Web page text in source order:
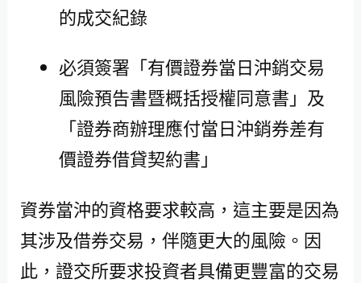
的成交紀錄
必須簽署「有價證券當日沖銷交易
風險預告書暨概括授權同意書」及
「證券商辦理應付當日沖銷券差有
價證券借貸契約書」
資券當沖的資格要求較高，這主要是因為
其涉及借券交易，伴隨更大的風險。因
此，證交所要求投資者具備更豐富的交易